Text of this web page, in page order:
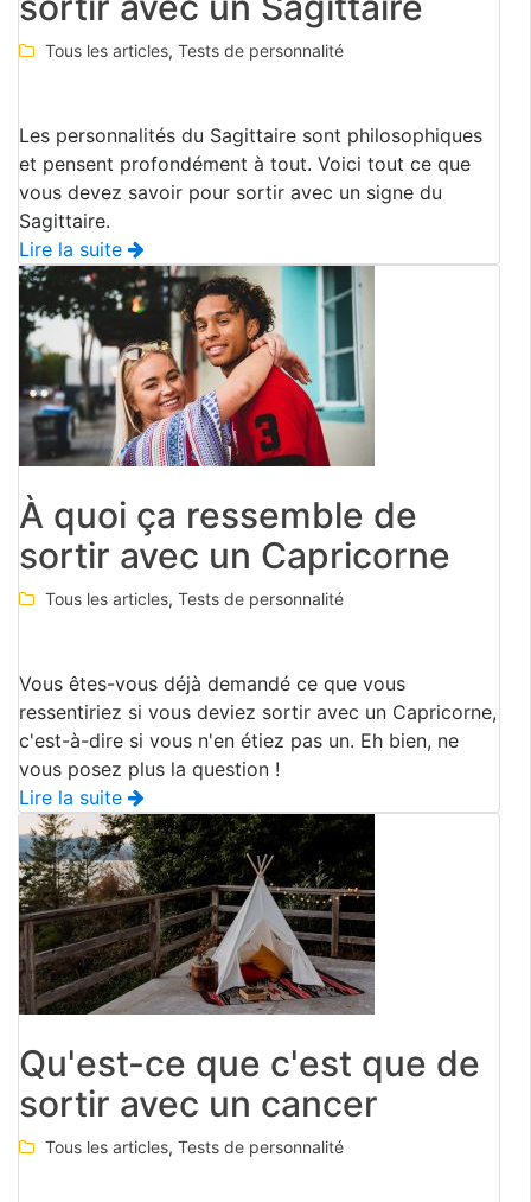
Tous les articles, Tests de personnalité
Les personnalités du Sagittaire sont philosophiques
et pensent profondément à tout. Voici tout ce que
vous devez savoir pour sortir avec un signe du
Sagittaire.
Lire la suite
À quoi ça ressemble de
sortir avec un Capricorne
Tous les articles, Tests de personnalité
Vous êtes-vous déjà demandé ce que vous
ressentiriez si vous deviez sortir avec un Capricorne,
c'est-à-dire si vous n'en étiez pas un. Eh bien, ne
vous posez plus la question !
Lire la suite
Qu'est-ce que c'est que de
sortir avec un cancer
Tous les articles, Tests de personnalité